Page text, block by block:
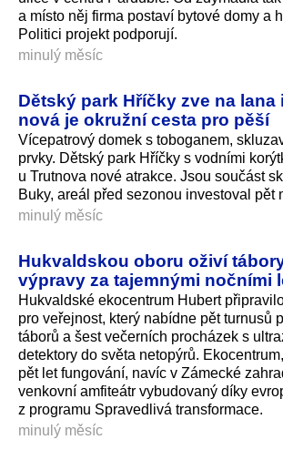
a místo něj firma postaví bytové domy a
Politici projekt podporují.
minulý měsíc
Dětský park Hříčky zve na lana
nová je okružní cesta pro pěší
Vícepatrový domek s toboganem,
prvky. Dětský park Hříčky s vodními
u Trutnova nové atrakce. Jsou součást
Buky, areál před sezonou investoval pět
minulý měsíc
Hukvaldskou oboru oživí
výpravy za tajemnými nočními
Hukvaldské ekocentrum Hubert
pro veřejnost, který nabídne pět turnusů
táborů a šest večerních procházek s
detektory do světa netopýrů.
pět let fungování, navíc v Zámecké
venkovní amfiteátr vybudovaný díky
z programu Spravedlivá transformace.
minulý měsíc